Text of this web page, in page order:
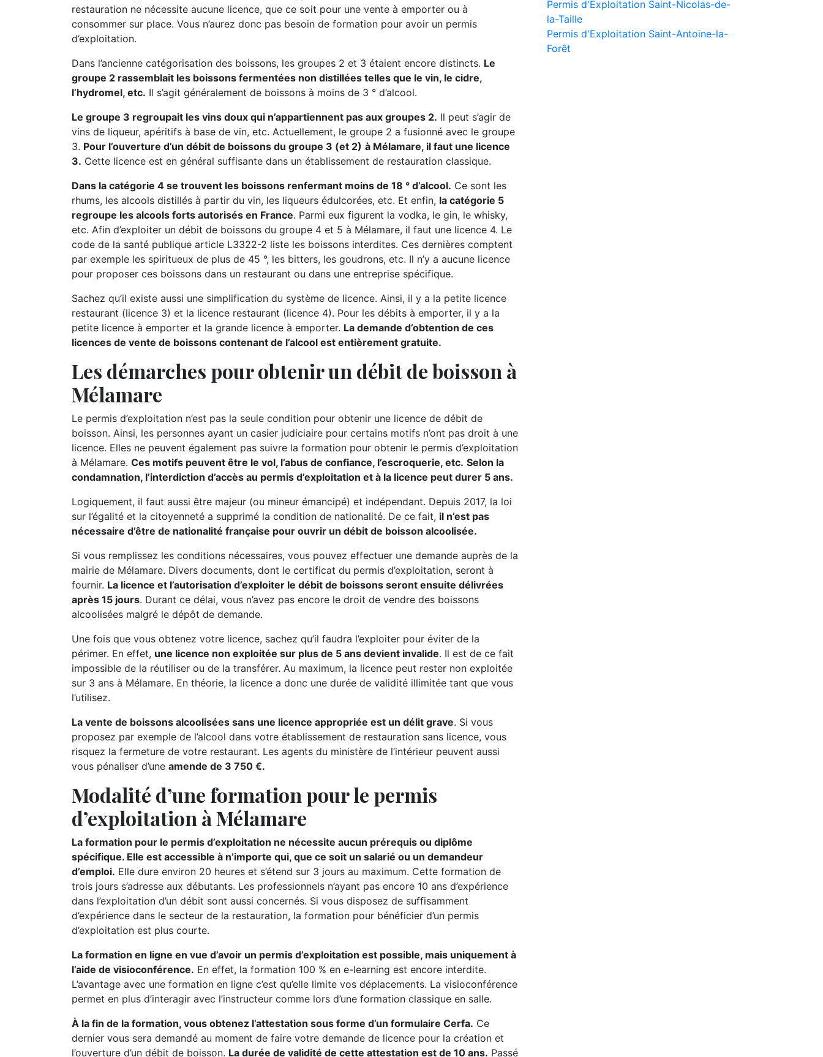
restauration ne nécessite aucune licence, que ce soit pour une vente à emporter ou à
consommer sur place. Vous n’aurez donc pas besoin de formation pour avoir un permis
d’exploitation.
Dans l’ancienne catégorisation des boissons, les groupes 2 et 3 étaient encore distincts. Le
groupe 2 rassemblait les boissons fermentées non distillées telles que le vin, le cidre,
l’hydromel, etc. Il s’agit généralement de boissons à moins de 3 ° d’alcool.
Le groupe 3 regroupait les vins doux qui n’appartiennent pas aux groupes 2. Il peut s’agir de
vins de liqueur, apéritifs à base de vin, etc. Actuellement, le groupe 2 a fusionné avec le groupe
3. Pour l’ouverture d’un débit de boissons du groupe 3 (et 2) à Mélamare, il faut une licence
3. Cette licence est en général suffisante dans un établissement de restauration classique.
Dans la catégorie 4 se trouvent les boissons renfermant moins de 18 ° d’alcool. Ce sont les
rhums, les alcools distillés à partir du vin, les liqueurs édulcorées, etc. Et enfin, la catégorie 5
regroupe les alcools forts autorisés en France. Parmi eux figurent la vodka, le gin, le whisky,
etc. Afin d’exploiter un débit de boissons du groupe 4 et 5 à Mélamare, il faut une licence 4. Le
code de la santé publique article L3322-2 liste les boissons interdites. Ces dernières comptent
par exemple les spiritueux de plus de 45 °, les bitters, les goudrons, etc. Il n’y a aucune licence
pour proposer ces boissons dans un restaurant ou dans une entreprise spécifique.
Sachez qu’il existe aussi une simplification du système de licence. Ainsi, il y a la petite licence
restaurant (licence 3) et la licence restaurant (licence 4). Pour les débits à emporter, il y a la
petite licence à emporter et la grande licence à emporter. La demande d’obtention de ces
licences de vente de boissons contenant de l’alcool est entièrement gratuite.
Les démarches pour obtenir un débit de boisson à
Mélamare
Le permis d’exploitation n’est pas la seule condition pour obtenir une licence de débit de
boisson. Ainsi, les personnes ayant un casier judiciaire pour certains motifs n’ont pas droit à une
licence. Elles ne peuvent également pas suivre la formation pour obtenir le permis d’exploitation
à Mélamare. Ces motifs peuvent être le vol, l’abus de confiance, l’escroquerie, etc. Selon la
condamnation, l’interdiction d’accès au permis d’exploitation et à la licence peut durer 5 ans.
Logiquement, il faut aussi être majeur (ou mineur émancipé) et indépendant. Depuis 2017, la loi
sur l’égalité et la citoyenneté a supprimé la condition de nationalité. De ce fait, il n’est pas
nécessaire d’être de nationalité française pour ouvrir un débit de boisson alcoolisée.
Si vous remplissez les conditions nécessaires, vous pouvez effectuer une demande auprès de la
mairie de Mélamare. Divers documents, dont le certificat du permis d’exploitation, seront à
fournir. La licence et l’autorisation d’exploiter le débit de boissons seront ensuite délivrées
après 15 jours. Durant ce délai, vous n’avez pas encore le droit de vendre des boissons
alcoolisées malgré le dépôt de demande.
Une fois que vous obtenez votre licence, sachez qu’il faudra l’exploiter pour éviter de la
périmer. En effet, une licence non exploitée sur plus de 5 ans devient invalide. Il est de ce fait
impossible de la réutiliser ou de la transférer. Au maximum, la licence peut rester non exploitée
sur 3 ans à Mélamare. En théorie, la licence a donc une durée de validité illimitée tant que vous
l’utilisez.
La vente de boissons alcoolisées sans une licence appropriée est un délit grave. Si vous
proposez par exemple de l’alcool dans votre établissement de restauration sans licence, vous
risquez la fermeture de votre restaurant. Les agents du ministère de l’intérieur peuvent aussi
vous pénaliser d’une amende de 3 750 €.
Modalité d’une formation pour le permis
d’exploitation à Mélamare
La formation pour le permis d’exploitation ne nécessite aucun prérequis ou diplôme
spécifique. Elle est accessible à n’importe qui, que ce soit un salarié ou un demandeur
d’emploi. Elle dure environ 20 heures et s’étend sur 3 jours au maximum. Cette formation de
trois jours s’adresse aux débutants. Les professionnels n’ayant pas encore 10 ans d’expérience
dans l’exploitation d’un débit sont aussi concernés. Si vous disposez de suffisamment
d’expérience dans le secteur de la restauration, la formation pour bénéficier d’un permis
d’exploitation est plus courte.
La formation en ligne en vue d’avoir un permis d’exploitation est possible, mais uniquement à
l’aide de visioconférence. En effet, la formation 100 % en e-learning est encore interdite.
L’avantage avec une formation en ligne c’est qu’elle limite vos déplacements. La visioconférence
permet en plus d’interagir avec l’instructeur comme lors d’une formation classique en salle.
À la fin de la formation, vous obtenez l’attestation sous forme d’un formulaire Cerfa. Ce
dernier vous sera demandé au moment de faire votre demande de licence pour la création et
l’ouverture d’un débit de boisson. La durée de validité de cette attestation est de 10 ans. Passé
Permis d'Exploitation Saint-Nicolas-de-
la-Taille
Permis d'Exploitation Saint-Antoine-la-
Forêt